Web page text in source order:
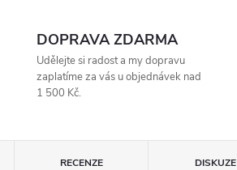
DOPRAVA ZDARMA
Udělejte si radost a my dopravu
zaplatíme za vás u objednávek nad
1 500 Kč.
RECENZE DISKUZE